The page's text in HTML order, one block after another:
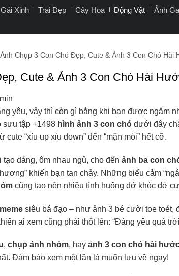
Xinh Trai Đẹp Cây Hoa Động Vật Ảnh
Chụp 3 Con Chó Đẹp, Cute & Ảnh 3 Con Chó Hài
Cute & Ảnh 3 Con Chó Hài
yêu, vậy thì còn gì bằng khi bạn được ngắm
tập +1498 hình ảnh 3 con chó dưới đây
“xỉu up xỉu down” đến “mặn mòi” hết cỡ.
tạo dáng, ôm nhau ngủ, cho đến ảnh ba con
khiến bạn tan chảy. Những biểu cảm
cũng tạo nên nhiều tình huống dở khóc dở
siêu bá đạo – như ảnh 3 bé cười toe toét,
ai xem cũng phải thốt lên: “Đáng yêu quá
, chụp ảnh nhóm, hay ảnh 3 con chó hài
Đảm bảo xem một lần là muốn lưu về ngay!